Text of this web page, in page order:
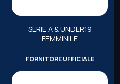
SERIE A & UNDER19
FEMMINILE
FORNITORE UFFICIALE